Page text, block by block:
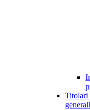
Titolari